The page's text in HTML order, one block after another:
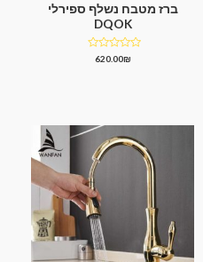
ברז מטבח נשלף ספירלי
DQOK
דורג620.00₪